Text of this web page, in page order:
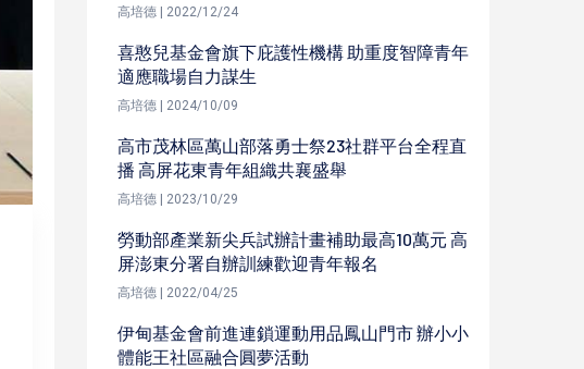
高培德 | 2022/12/24
喜憨兒基金會旗下庇護性機構 助重度智障青年
適應職場自力謀生
高培德 | 2024/10/09
高市茂林區萬山部落勇士祭23社群平台全程直
播 高屏花東青年組織共襄盛舉
高培德 | 2023/10/29
勞動部產業新尖兵試辦計畫補助最高10萬元 高
屏澎東分署自辦訓練歡迎青年報名
高培德 | 2022/04/25
伊甸基金會前進連鎖運動用品鳳山門市 辦小小
體能王社區融合圓夢活動